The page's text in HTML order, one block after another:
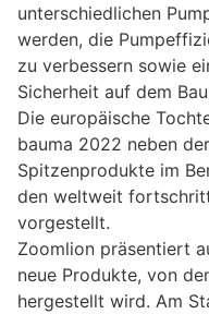
unterschiedlichen
werden, die
zu verbessern sowie
Sicherheit auf dem
Die europäische
bauma 2022 neben
Spitzenprodukte im
den weltweit
vorgestellt.
Zoomlion präsentiert
neue Produkte, von
hergestellt wird. Am